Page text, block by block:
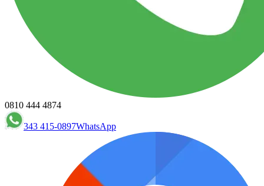
0810 444 4874
343 415-0897WhatsApp